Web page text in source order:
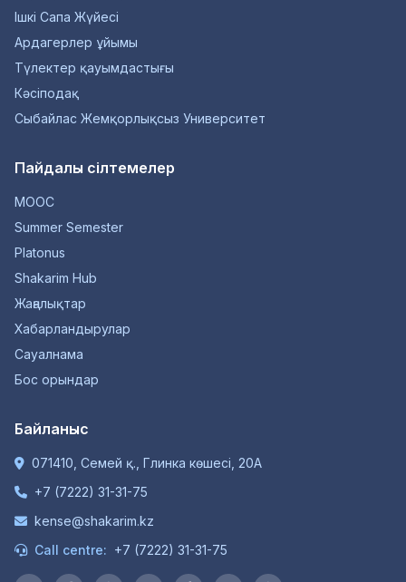
Ішкі Сапа Жүйесі
Ардагерлер ұйымы
Түлектер қауымдастығы
Кәсіподақ
Сыбайлас Жемқорлықсыз Университет
Пайдалы сілтемелер
MOOC
Summer Semester
Platonus
Shakarim Hub
Жаңалықтар
Хабарландырулар
Сауалнама
Бос орындар
Байланыс
071410, Семей қ., Глинка көшесі, 20А
+7 (7222) 31-31-75
kense@shakarim.kz
Call centre: +7 (7222) 31-31-75